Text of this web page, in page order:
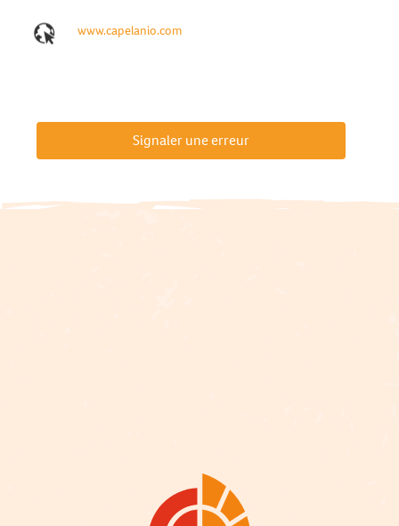
www.capelanio.com
Signaler une erreur